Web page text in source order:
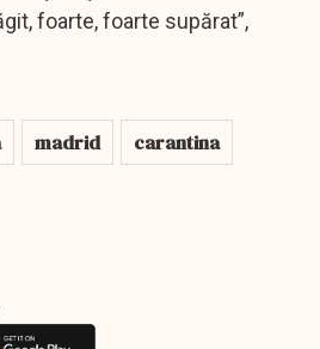
foarte, foarte supărat”,
madrid carantina